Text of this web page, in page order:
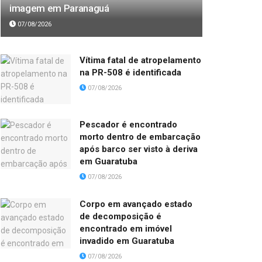
imagem em Paranaguá
07/08/2026
Vítima fatal de atropelamento
na PR-508 é identificada
07/08/2026
Pescador é encontrado
morto dentro de embarcação
após barco ser visto à deriva
em Guaratuba
07/08/2026
Corpo em avançado estado
de decomposição é
encontrado em imóvel
invadido em Guaratuba
07/08/2026